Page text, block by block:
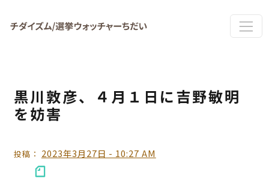
黒川敦彦、４月１日に吉野敏明
を妨害
投稿： 2023年3月27日 - 10:27 AM